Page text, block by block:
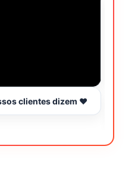
clientes dizem ❤️